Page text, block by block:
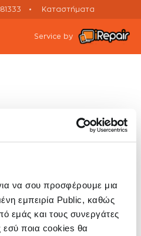
να σου προσφέρουμε μια
εμπειρία Public, καθώς
εμάς και τους συνεργάτες
εσύ ποια cookies θα
Καταστήματα
Service by